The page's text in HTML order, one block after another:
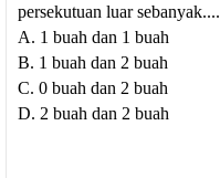
persekutuan luar sebanyak....
A. 1 buah dan 1 buah
B. 1 buah dan 2 buah
C. 0 buah dan 2 buah
D. 2 buah dan 2 buah